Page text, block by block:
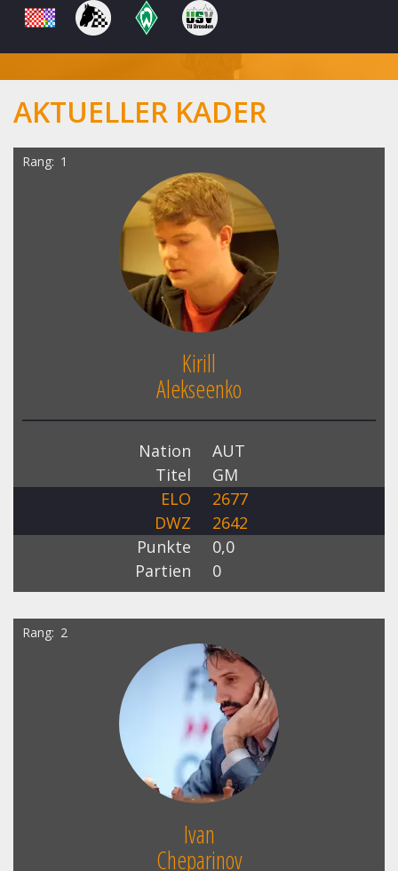
AKTUELLER KADER
Rang 1
Kirill
Alekseenko
Nation
AUT
Titel
GM
ELO
2677
DWZ
2642
Punkte
0,0
Partien
0
Rang 2
Ivan
Cheparinov